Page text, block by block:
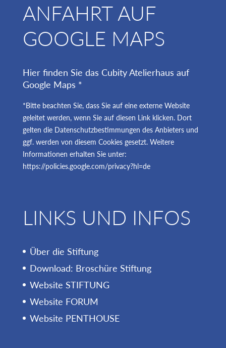
ANFAHRT AUF
GOOGLE MAPS
Hier finden Sie das Cubity Atelierhaus auf
Google Maps *
*Bitte beachten Sie, dass Sie auf eine externe Website
geleitet werden, wenn Sie auf diesen Link klicken. Dort
gelten die Datenschutzbestimmungen des Anbieters und
ggf. werden von diesem Cookies gesetzt. Weitere
Informationen erhalten Sie unter:
https://policies.google.com/privacy?hl=de
LINKS UND INFOS
Über die Stiftung
Download: Broschüre Stiftung
Website STIFTUNG
Website FORUM
Website PENTHOUSE